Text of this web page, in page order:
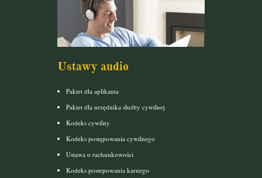
Ustawy audio
Pakiet dla aplikanta
Pakiet dla urzędnika służby cywilnej
Kodeks cywilny
Kodeks postępowania cywilnego
Ustawa o rachunkowości
Kodeks postepowania karnego